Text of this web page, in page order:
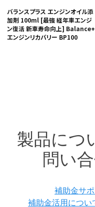
バランスプラス エンジンオイル添
加剤 100ml [最強 経年車エンジ
ン復活 新車寿命向上] Balance+
エンジンリカバリー BP100